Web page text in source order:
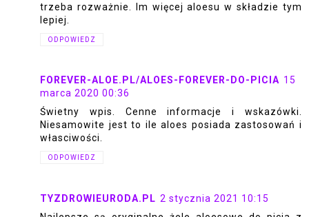
trzeba rozważnie. Im więcej aloesu w składzie tym
lepiej.
ODPOWIEDZ
FOREVER-ALOE.PL/ALOES-FOREVER-DO-PICIA 15
marca 2020 00:36
Świetny wpis. Cenne informacje i wskazówki.
Niesamowite jest to ile aloes posiada zastosowań i
własciwości.
ODPOWIEDZ
TYZDROWIEURODA.PL 2 stycznia 2021 10:15